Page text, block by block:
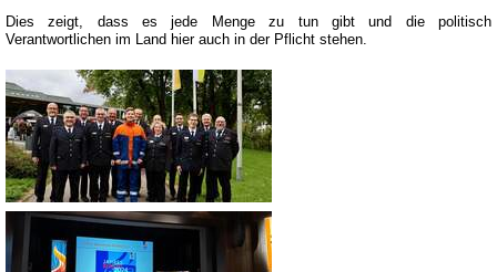
Dies zeigt, dass es jede Menge zu tun gibt und die politisch
Verantwortlichen im Land hier auch in der Pflicht stehen.